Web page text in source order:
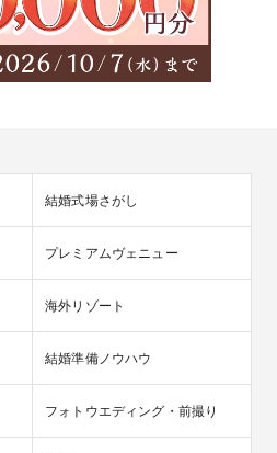
結婚式場さがし
プレミアムヴェニュー
海外リゾート
結婚準備ノウハウ
フォトウエディング・前撮り